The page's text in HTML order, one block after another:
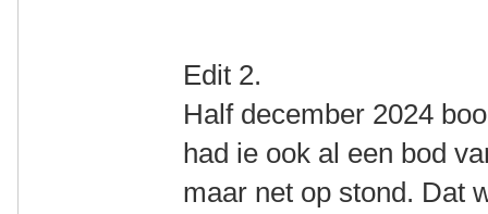
Edit 2.
Half december 2024
had ie ook al een bod
maar net op stond. Dat